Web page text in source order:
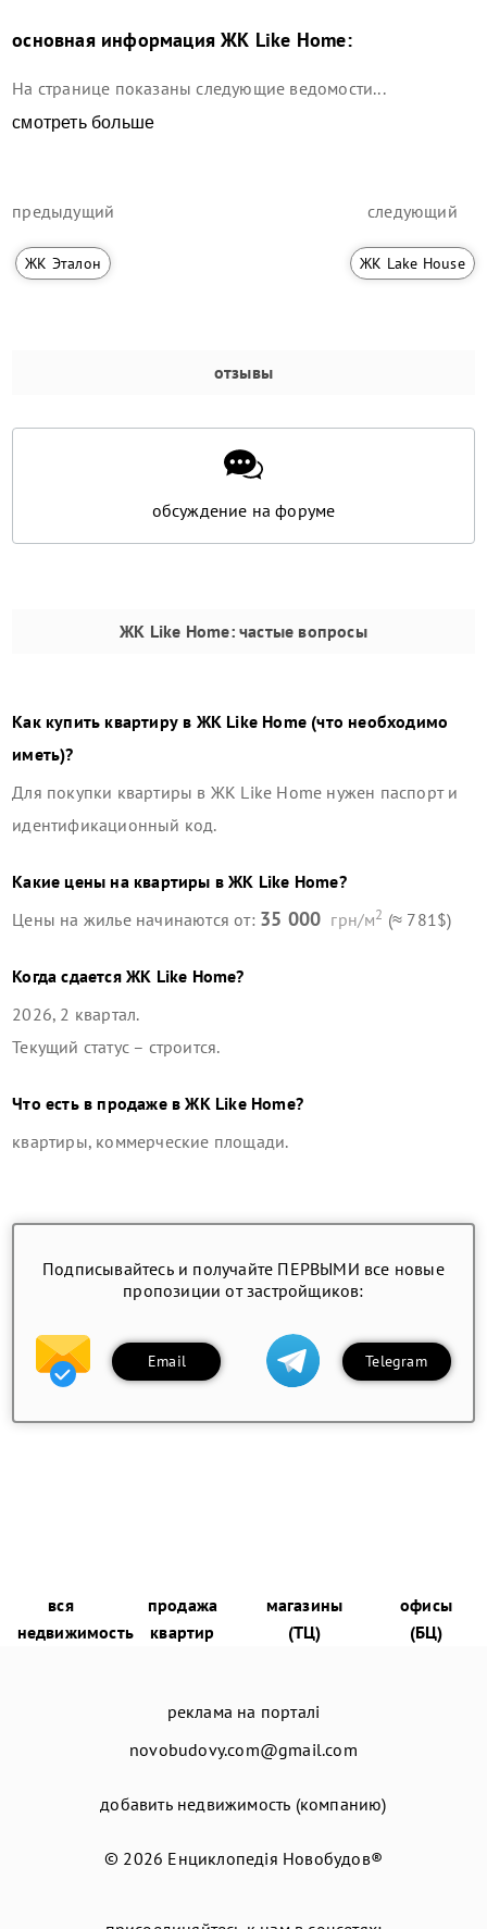
основная информация ЖК Like Home:
На странице показаны следующие ведомости...
смотреть больше
предыдущий
ЖК Эталон
следующий
ЖК Lake House
отзывы
обсуждение на форуме
ЖК Like Home: частые вопросы
Как купить квартиру в ЖК Like Home (что необходимо
иметь)?
Для покупки квартиры в ЖК Like Home нужен паспорт и
идентификационный код.
Какие цены на квартиры вЖК Like Home?
Цены на жилье начинаются от: 35 000 грн/м2 (≈ 781$)
Когда сдаетсяЖК Like Home?
2026, 2 квартал.
Текущий статус – строится.
Что есть в продаже вЖК Like Home?
квартиры, коммерческие площади.
Подписывайтесь и получайте ПЕРВЫМИ все новые
пропозиции от застройщиков:
Email Telegram
вся
недвижимость
продажа
квартир
магазины
(ТЦ)
офисы
(БЦ)
реклама на порталі
novobudovy.com@gmail.com
добавить недвижимость (компанию)
© 2026 Енциклопедія Новобудов®